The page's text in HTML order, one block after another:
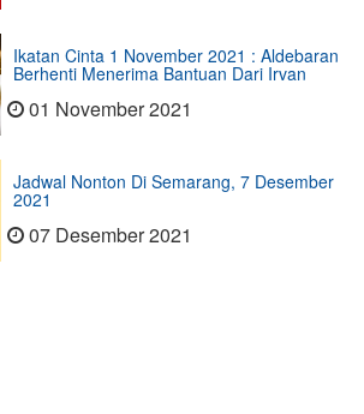
Ikatan Cinta 1 November 2021 : Aldebaran
Berhenti Menerima Bantuan Dari Irvan
01 November 2021
Jadwal Nonton Di Semarang, 7 Desember
2021
07 Desember 2021